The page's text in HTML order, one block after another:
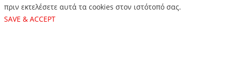
πριν εκτελέσετε αυτά τα cookies στον ιστότοπό σας.
SAVE & ACCEPT